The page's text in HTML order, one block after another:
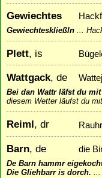
Gewiechtes
Gewiechteskließln ...
Plett, is
Wattgack, de
Bei dan Wattr läfst du
diesem Wetter läufst du
Reiml, dr
Barn, de die
De Barn hammr
Die Gliehbarr is dorch. ...